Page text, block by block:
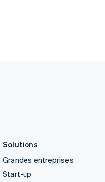
Solutions
Grandes entreprises
Start-up